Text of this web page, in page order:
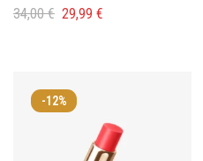
34,00€ 29,99 €
-12%